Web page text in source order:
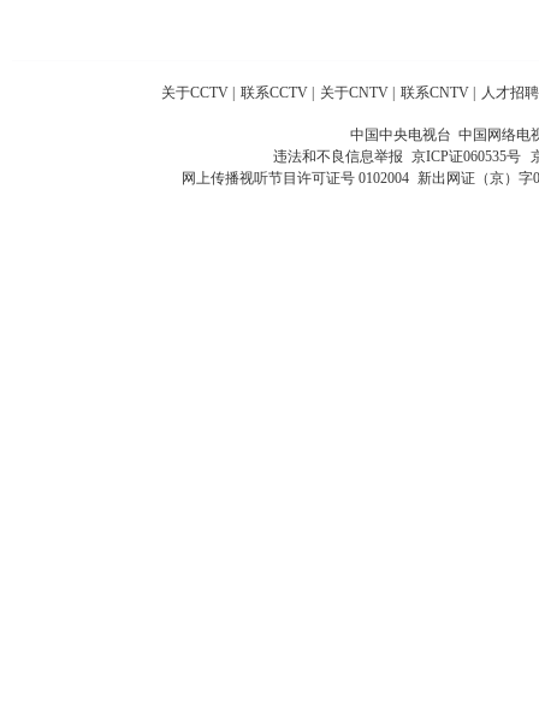
关于CCTV 联系CCTV 关于CNTV 联系CNTV 人才招聘
中国中央电视台 中国网络电
违法和不良信息举报 京ICP证060535号
网上传播视听节目许可证号 0102004 新出网证（京）